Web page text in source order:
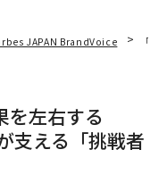
JAPAN BrandVoice 「
を左右する
支える「挑戦者